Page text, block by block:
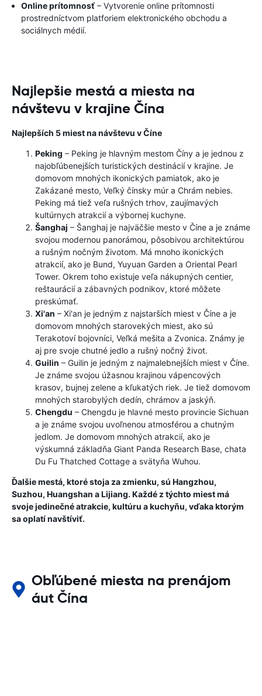
Online prítomnosť – Vytvorenie online prítomnosti
prostredníctvom platforiem elektronického obchodu a
sociálnych médií.
Najlepšie mestá a miesta na
návštevu v krajine Čína
Najlepších 5 miest na návštevu v Číne
Peking – Peking je hlavným mestom Číny a je jednou z
najobľúbenejších turistických destinácií v krajine. Je
domovom mnohých ikonických pamiatok, ako je
Zakázané mesto, Veľký čínsky múr a Chrám nebies.
Peking má tiež veľa rušných trhov, zaujímavých
kultúrnych atrakcií a výbornej kuchyne.
Šanghaj – Šanghaj je najväčšie mesto v Číne a je známe
svojou modernou panorámou, pôsobivou architektúrou
a rušným nočným životom. Má mnoho ikonických
atrakcií, ako je Bund, Yuyuan Garden a Oriental Pearl
Tower. Okrem toho existuje veľa nákupných centier,
reštaurácií a zábavných podnikov, ktoré môžete
preskúmať.
Xi'an – Xi'an je jedným z najstarších miest v Číne a je
domovom mnohých starovekých miest, ako sú
Terakotoví bojovníci, Veľká mešita a Zvonica. Známy je
aj pre svoje chutné jedlo a rušný nočný život.
Guilin – Guilin je jedným z najmalebnejších miest v Číne.
Je známe svojou úžasnou krajinou vápencových
krasov, bujnej zelene a kľukatých riek. Je tiež domovom
mnohých starobylých dedín, chrámov a jaskýň.
Chengdu – Chengdu je hlavné mesto provincie Sichuan
a je známe svojou uvoľnenou atmosférou a chutným
jedlom. Je domovom mnohých atrakcií, ako je
výskumná základňa Giant Panda Research Base, chata
Du Fu Thatched Cottage a svätyňa Wuhou.
Ďalšie mestá, ktoré stoja za zmienku, sú Hangzhou,
Suzhou, Huangshan a Lijiang. Každé z týchto miest má
svoje jedinečné atrakcie, kultúru a kuchyňu, vďaka ktorým
sa oplatí navštíviť.
Obľúbené miesta na prenájom
áut Čína